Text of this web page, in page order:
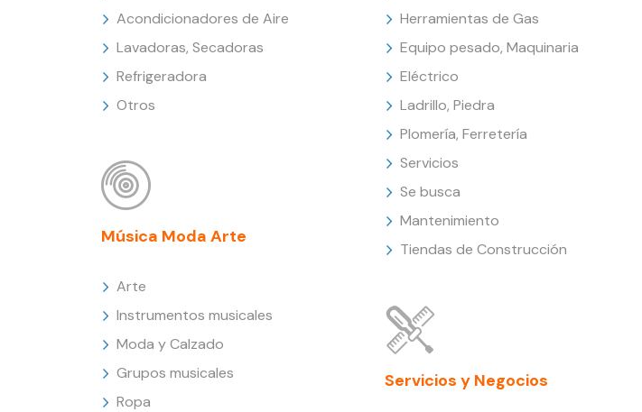
Acondicionadores de Aire
Lavadoras, Secadoras
Refrigeradora
Otros
Música Moda Arte
Arte
Instrumentos musicales
Moda y Calzado
Grupos musicales
Ropa
Herramientas de Gas
Equipo pesado, Maquinaria
Eléctrico
Ladrillo, Piedra
Plomería, Ferretería
Servicios
Se busca
Mantenimiento
Tiendas de Construcción
Servicios y Negocios